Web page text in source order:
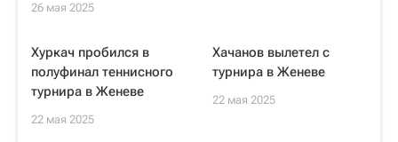
26 мая 2025
Хуркач пробился в
полуфинал теннисного
турнира в Женеве
22 мая 2025
Хачанов вылетел с
турнира в Женеве
22 мая 2025